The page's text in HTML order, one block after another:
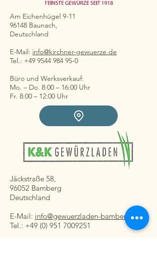
Am Eichenhügel 9-11
96148 Baunach,
Deutschland
E-Mail: info@kirchner-gewuerze.de
Tel.: +49 9544 984 95-0
Büro und Werksverkauf:
Mo. – Do. 8:00 – 16:00 Uhr
Fr. 8:00 – 12:00 Uhr
Jäckstraße 58,
96052 Bamberg
Deutschland
E-Mail: info@gewuerzladen-bamberg.de
Tel.: +49 (0) 951 7009251